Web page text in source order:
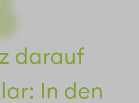
darauf
In den